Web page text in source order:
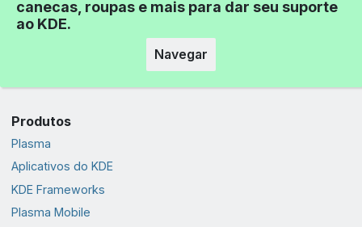
canecas, roupas e mais para dar seu suporte
ao KDE.
Navegar
Produtos
Plasma
Aplicativos do KDE
KDE Frameworks
Plasma Mobile